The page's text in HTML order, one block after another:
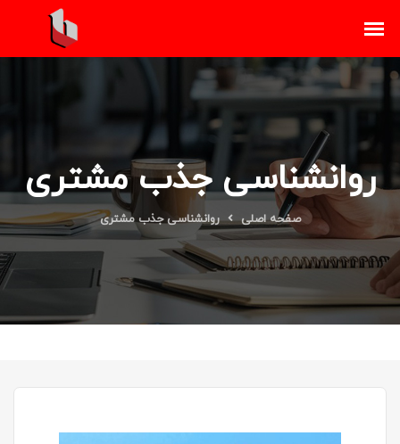
روانشناسی جذب مشتری
صفحه اصلی روانشناسی جذب مشتری